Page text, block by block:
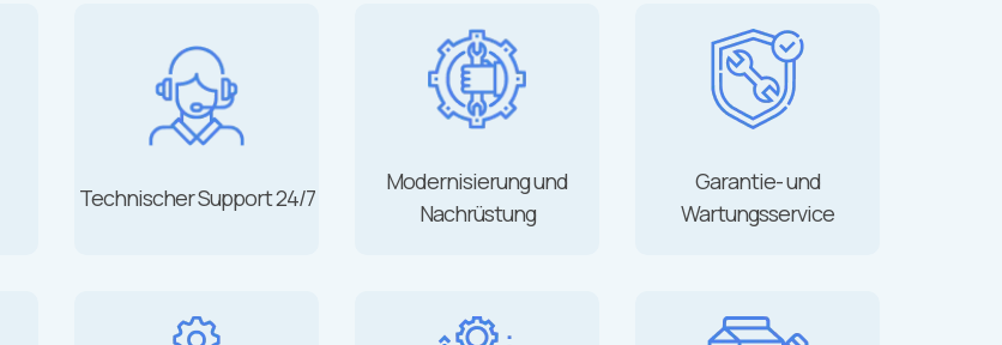
Technischer Support 24/7
Modernisierung und
Nachrüstung
Garantie- und
Wartungsservice